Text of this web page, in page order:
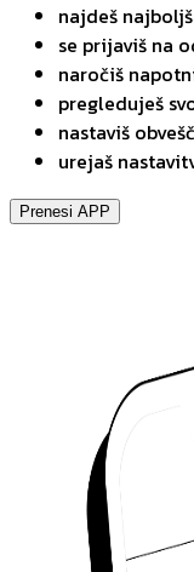
najdeš
se prijaviš na
naročiš
pregleduješ
nastaviš
urejaš
Prenesi APP